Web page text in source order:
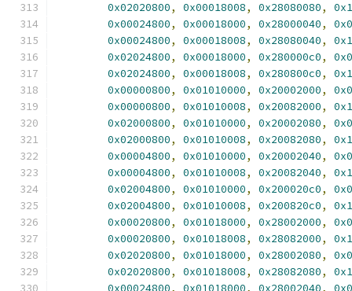
0x02020800, 0x00018008, 0x28080080,
0x00024800, 0x00018000, 0x28000040,
0x00024800, 0x00018008, 0x28080040,
0x02024800, 0x00018000, 0x280000c0,
0x02024800, 0x00018008, 0x280800c0,
0x00000800, 0x01010000, 0x20002000,
0x00000800, 0x01010008, 0x20082000,
0x02000800, 0x01010000, 0x20002080,
0x02000800, 0x01010008, 0x20082080,
0x00004800, 0x01010000, 0x20002040,
0x00004800, 0x01010008, 0x20082040,
0x02004800, 0x01010000, 0x200020c0,
0x02004800, 0x01010008, 0x200820c0,
0x00020800, 0x01018000, 0x28002000,
0x00020800, 0x01018008, 0x28082000,
0x02020800, 0x01018000, 0x28002080,
0x02020800, 0x01018008, 0x28082080,
0x00024800, 0x01018000, 0x28002040,